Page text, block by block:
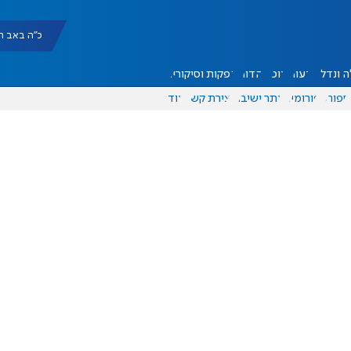
כ"ה באב תשפ"ו
ונדל"ן דעות אוכל יהדות הפקות וסיקורים
ספורט פורומים אתר ישיבה יצירת קשר עוד